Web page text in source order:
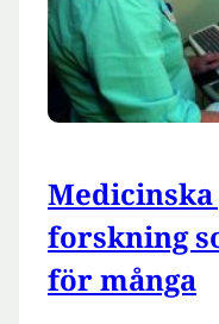
forskning
för många